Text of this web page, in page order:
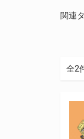
関連
全2